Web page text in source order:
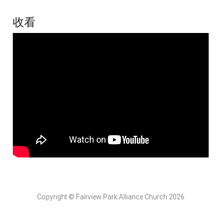
收看
Copyright © Fairview Park Alliance Church 2026